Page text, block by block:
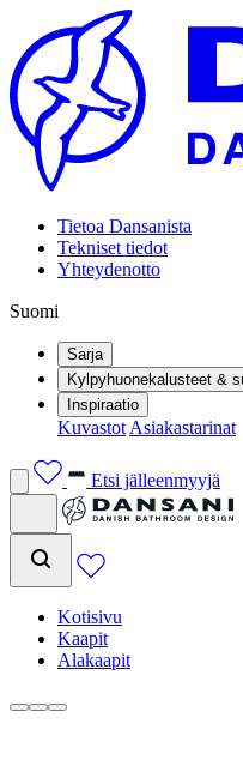
Tietoa Dansanista
Tekniset tiedot
Yhteydenotto
Suomi
Sarja
Kylpyhuonekalusteet &
Inspiraatio
Kuvastot Asiakastarinat
Etsi jälleenmyyjä
Kotisivu
Kaapit
Alakaapit